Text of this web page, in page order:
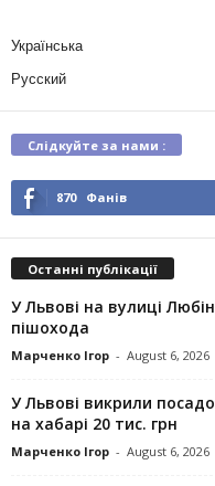
Українська
Русский
Слідкуйте за нами :
870 Фанів
Останні публікації
У Львові на вулиці
пішохода
Марченко Ігор - August 6, 2026
У Львові викрили
на хабарі 20 тис. грн
Марченко Ігор - August 6, 2026